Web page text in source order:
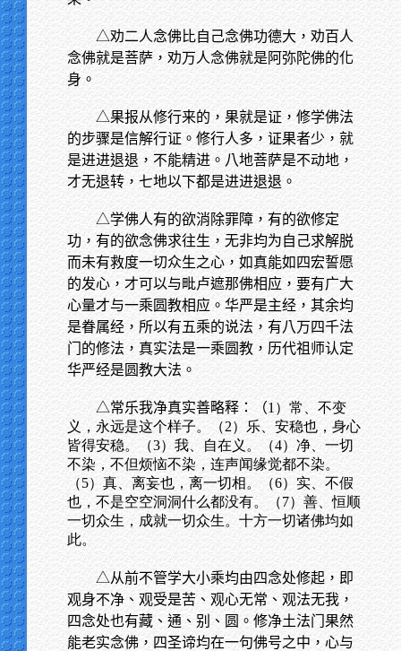
△劝二人念佛比自己念佛功德大，劝百人
念佛就是菩萨，劝万人念佛就是阿弥陀佛的化
身。
△果报从修行来的，果就是证，修学佛法
的步骤是信解行证。修行人多，证果者少，就
是进进退退，不能精进。八地菩萨是不动地，
才无退转，七地以下都是进进退退。
△学佛人有的欲消除罪障，有的欲修定
功，有的欲念佛求往生，无非均为自己求解脱
而未有救度一切众生之心，如真能如四宏誓愿
的发心，才可以与毗卢遮那佛相应，要有广大
心量才与一乘圆教相应。华严是主经，其余均
是眷属经，所以有五乘的说法，有八万四千法
门的修法，真实法是一乘圆教，历代祖师认定
华严经是圆教大法。
△常乐我净真实善略释：（1）常、不变
义，永远是这个样子。（2）乐、安稳也，身心
皆得安稳。（3）我、自在义。（4）净、一切
不染，不但烦恼不染，连声闻缘觉都不染。
（5）真、离妄也，离一切相。（6）实、不假
也，不是空空洞洞什么都没有。（7）善、恒顺
一切众生，成就一切众生。十方一切诸佛均如
此。
△从前不管学大小乘均由四念处修起，即
观身不净、观受是苦、观心无常、观法无我，
四念处也有藏、通、别、圆。修净土法门果然
能老实念佛，四圣谛均在一句佛号之中，心与